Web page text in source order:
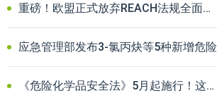
重磅！欧盟正式放弃REACH法规全面修订，给出口企业释放哪些信号？
应急管理部发布3-氯丙炔等5种新增危险化学品分类信息及最新监管要求
《危险化学品安全法》5月起施行！这份企业合规自查清单务必收藏